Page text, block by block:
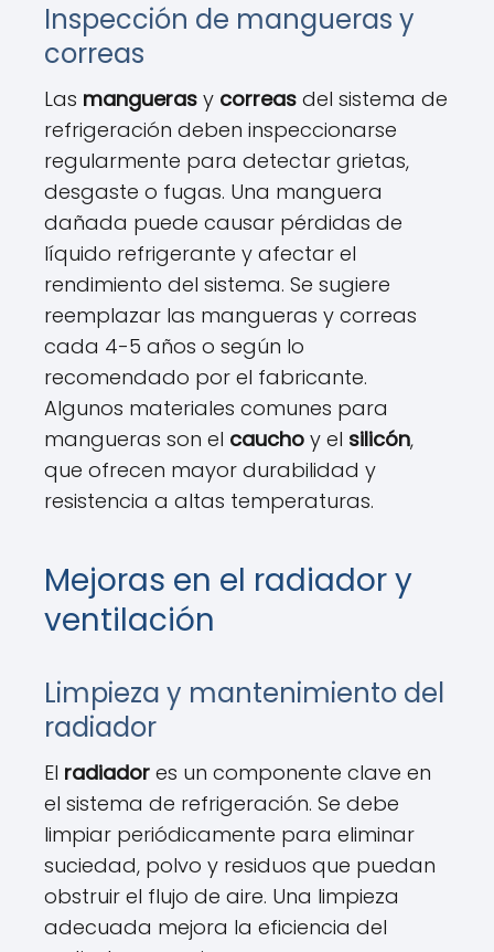
Inspección de mangueras y
correas
Las mangueras y correas del sistema de
refrigeración deben inspeccionarse
regularmente para detectar grietas,
desgaste o fugas. Una manguera
dañada puede causar pérdidas de
líquido refrigerante y afectar el
rendimiento del sistema. Se sugiere
reemplazar las mangueras y correas
cada 4-5 años o según lo
recomendado por el fabricante.
Algunos materiales comunes para
mangueras son el caucho y el silicón,
que ofrecen mayor durabilidad y
resistencia a altas temperaturas.
Mejoras en el radiador y
ventilación
Limpieza y mantenimiento del
radiador
El radiador es un componente clave en
el sistema de refrigeración. Se debe
limpiar periódicamente para eliminar
suciedad, polvo y residuos que puedan
obstruir el flujo de aire. Una limpieza
adecuada mejora la eficiencia del